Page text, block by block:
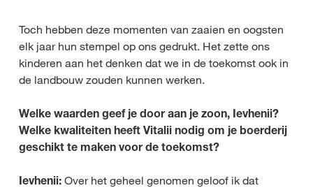
Toch hebben deze momenten van zaaien en oogsten
elk jaar hun stempel op ons gedrukt. Het zette ons
kinderen aan het denken dat we in de toekomst ook in
de landbouw zouden kunnen werken.
Welke waarden geef je door aan je zoon, Ievhenii?
Welke kwaliteiten heeft Vitalii nodig om je boerderij
geschikt te maken voor de toekomst?
Ievhenii: Over het geheel genomen geloof ik dat